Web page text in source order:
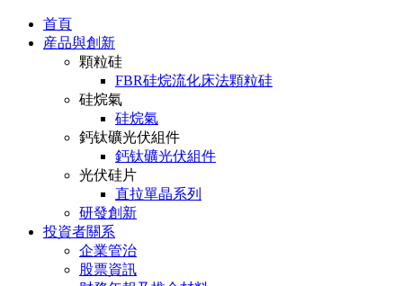
首頁
産品與創新
顆粒硅
FBR硅烷流化床法顆粒硅
硅烷氣
硅烷氣
鈣钛礦光伏組件
鈣钛礦光伏組件
光伏硅片
直拉單晶系列
研發創新
投資者關系
企業管治
股票資訊